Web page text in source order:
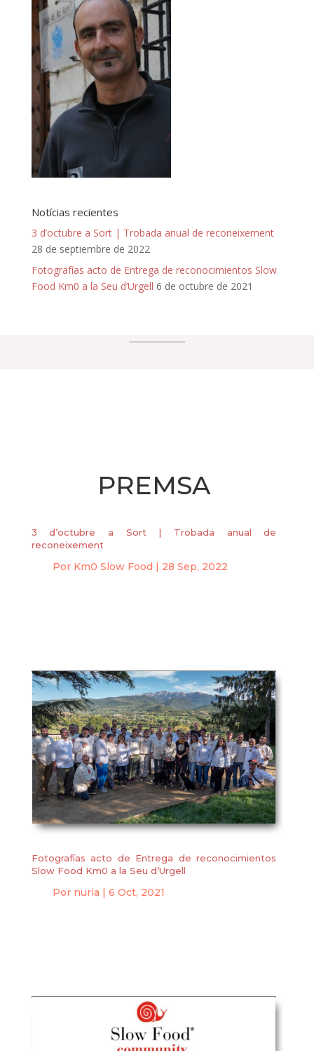
Notícias recientes
3 d’octubre a Sort | Trobada anual de reconeixement
28 de septiembre de 2022
Fotografías acto de Entrega de reconocimientos Slow
Food Km0 a la Seu d’Urgell 6 de octubre de 2021
PREMSA
3 d’octubre a Sort | Trobada anual de
reconeixement
Por Km0 Slow Food | 28 Sep, 2022
Fotografías acto de Entrega de reconocimientos
Slow Food Km0 a la Seu d’Urgell
Por nuria | 6 Oct, 2021